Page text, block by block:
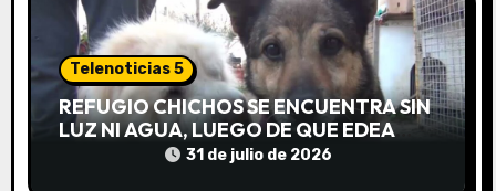
Telenoticias 5
REFUGIO CHICHOS SE ENCUENTRA SIN
LUZ NI AGUA, LUEGO DE QUE EDEA
CORTARA EL SUMINISTRO SIN AVISO
31 de julio de 2026